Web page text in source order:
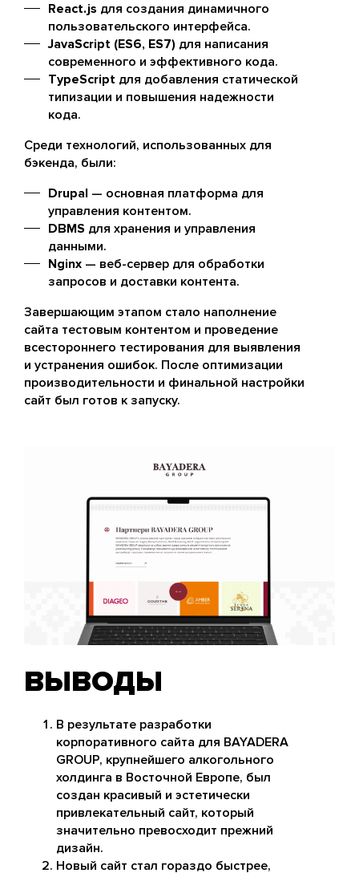
React.js для создания динамичного
пользовательского интерфейса.
JavaScript (ES6, ES7) для написания
современного и эффективного кода.
TypeScript для добавления статической
типизации и повышения надежности
кода.
Среди технологий, использованных для
бэкенда, были:
Drupal — основная платформа для
управления контентом.
DBMS для хранения и управления
данными.
Nginx — веб-сервер для обработки
запросов и доставки контента.
Завершающим этапом стало наполнение
сайта тестовым контентом и проведение
всестороннего тестирования для выявления
и устранения ошибок. После оптимизации
производительности и финальной настройки
сайт был готов к запуску.
ВЫВОДЫ
В результате разработки
корпоративного сайта для BAYADERA
GROUP, крупнейшего алкогольного
холдинга в Восточной Европе, был
создан красивый и эстетически
привлекательный сайт, который
значительно превосходит прежний
дизайн.
Новый сайт стал гораздо быстрее,